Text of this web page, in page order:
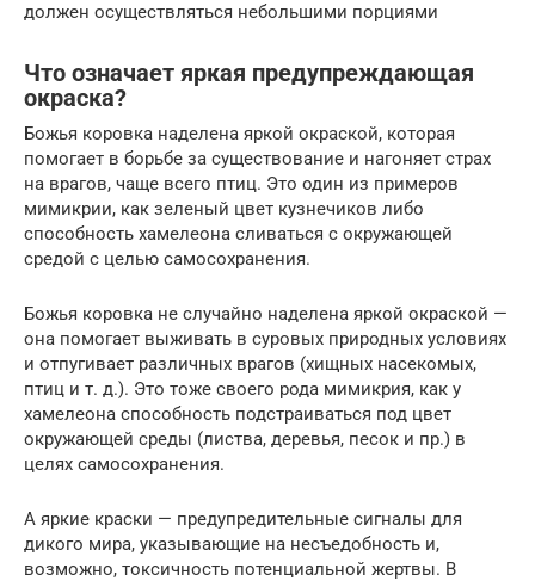
должен осуществляться небольшими порциями
Что означает яркая предупреждающая
окраска?
Божья коровка наделена яркой окраской, которая
помогает в борьбе за существование и нагоняет страх
на врагов, чаще всего птиц. Это один из примеров
мимикрии, как зеленый цвет кузнечиков либо
способность хамелеона сливаться с окружающей
средой с целью самосохранения.
Божья коровка не случайно наделена яркой окраской —
она помогает выживать в суровых природных условиях
и отпугивает различных врагов (хищных насекомых,
птиц и т. д.). Это тоже своего рода мимикрия, как у
хамелеона способность подстраиваться под цвет
окружающей среды (листва, деревья, песок и пр.) в
целях самосохранения.
А яркие краски — предупредительные сигналы для
дикого мира, указывающие на несъедобность и,
возможно, токсичность потенциальной жертвы. В